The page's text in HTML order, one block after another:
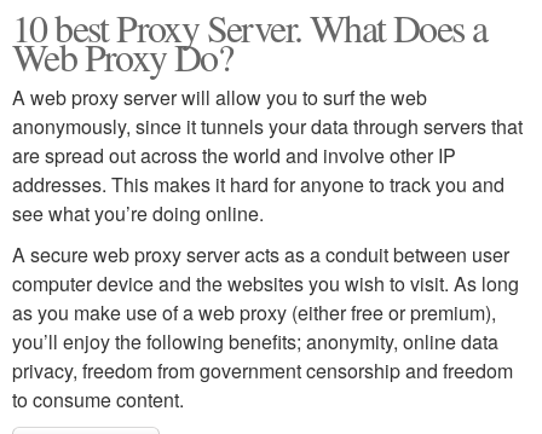
10 best Proxy Server. What Does a
Web Proxy Do?
A web proxy server will allow you to surf the web
anonymously, since it tunnels your data through servers that
are spread out across the world and involve other IP
addresses. This makes it hard for anyone to track you and
see what you’re doing online.
A secure web proxy server acts as a conduit between user
computer device and the websites you wish to visit. As long
as you make use of a web proxy (either free or premium),
you’ll enjoy the following benefits; anonymity, online data
privacy, freedom from government censorship and freedom
to consume content.